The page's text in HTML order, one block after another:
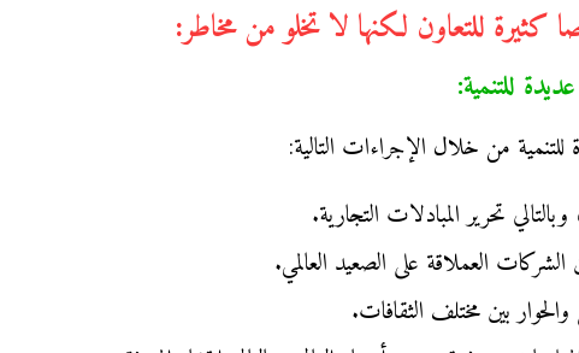
للتنمية من خلال الإجراءات التالية:
وبالتالي تحرير المبادلات التجارية.
الشركات العملاقة على الصعيد العالمي.
بين مختلف الثقافات.